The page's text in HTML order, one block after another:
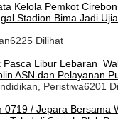
Kelola Pemkot
Stadion Bima Jadi
6225 Dilihat
Pasca Libur Lebaran
ASN dan Pelayanan
Peristiwa6201
0719 / Jepara Bersama